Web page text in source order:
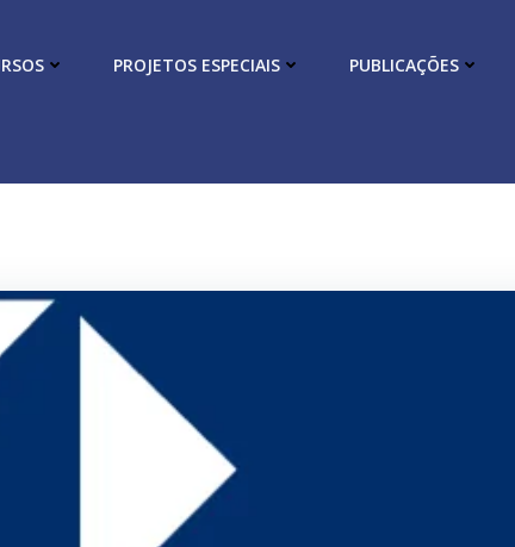
PROJETOS ESPECIAIS PUBLICAÇÕES